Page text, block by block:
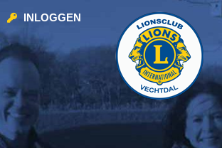
INLOGGEN